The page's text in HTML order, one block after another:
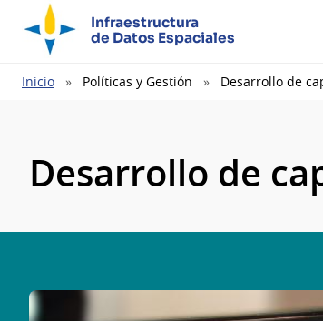
Infraestructura
de Datos Espaciales
Ruta
Inicio Políticas y Gestión Desarrollo de
Desarrollo de